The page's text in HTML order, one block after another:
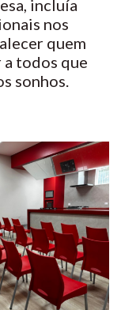
incluía
nos
quem
todos que
sonhos.